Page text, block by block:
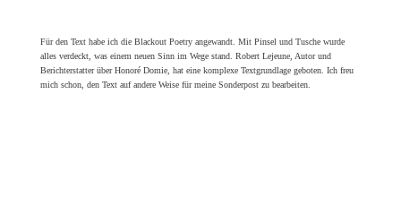
Für den Text habe ich die Blackout Poetry angewandt. Mit Pinsel und Tusche wurde
alles verdeckt, was einem neuen Sinn im Wege stand. Robert Lejeune, Autor und
Berichterstatter über Honoré Domie, hat eine komplexe Textgrundlage geboten. Ich freu
mich schon, den Text auf andere Weise für meine Sonderpost zu bearbeiten.